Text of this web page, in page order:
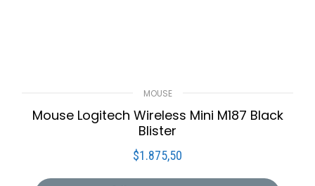
MOUSE
Mouse Logitech Wireless Mini M187 Black
Blister
$1.875,50